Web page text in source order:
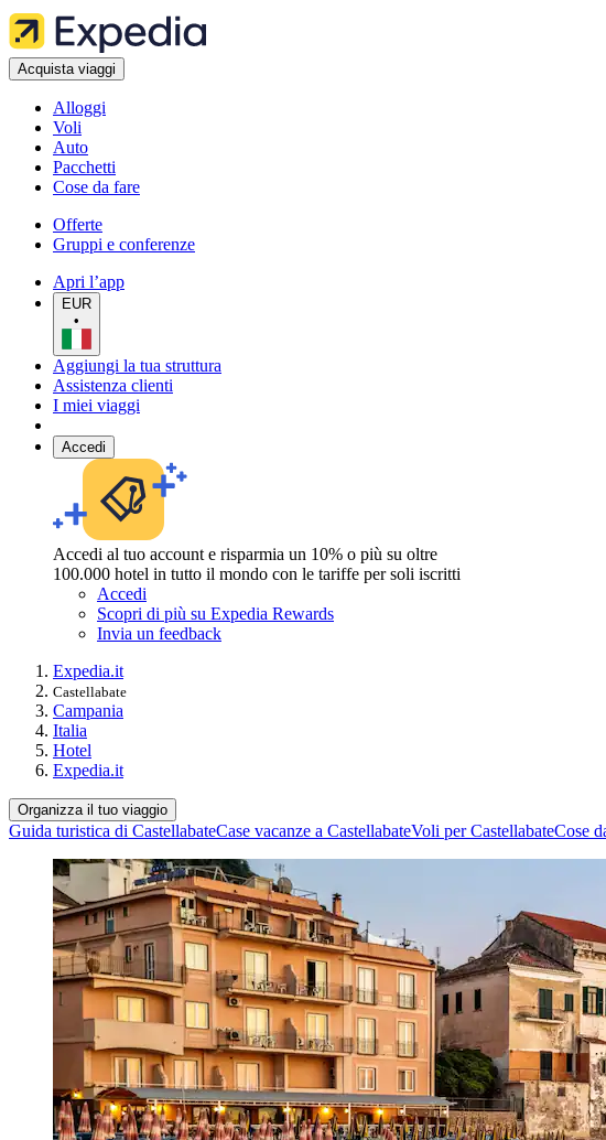
Acquista viaggi
Alloggi
Voli
Auto
Pacchetti
Cose da fare
Offerte
Gruppi e conferenze
Apri l’app
EUR
•
Aggiungi la tua struttura
Assistenza clienti
I miei viaggi
Accedi
Accedi al tuo account e risparmia un 10% o più su oltre
100.000 hotel in tutto il mondo con le tariffe per soli iscritti
Accedi
Scopri di più su Expedia Rewards
Invia un feedback
Expedia.it
Castellabate
Campania
Italia
Hotel
Expedia.it
Organizza il tuo viaggio
Guida turistica di CastellabateCase vacanze a CastellabateVoli per CastellabateCose